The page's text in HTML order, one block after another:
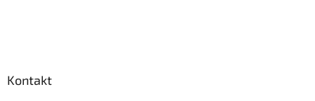
Kontakt